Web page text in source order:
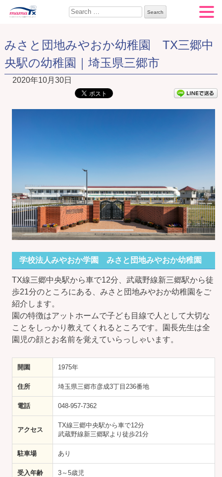
Search for:
みさと団地みやおか幼稚園 TX三郷中
央駅の幼稚園｜埼玉県三郷市
2020年10月30日
学校法人みやおか学園 みさと団地みやおか幼稚園
TX線三郷中央駅から車で12分、武蔵野線新三郷駅から徒
歩21分のところにある、みさと団地みやおか幼稚園をご
紹介します。
園の特徴はアットホームで子ども目線で人として大切な
ことをしっかり教えてくれるところです。園長先生は全
園児の顔とお名前を覚えていらっしゃいます。
開園 1975年
住所 埼玉県三郷市彦成3丁目236番地
電話 048-957-7362
アクセス
TX線三郷中央駅から車で12分
武蔵野線新三郷駅より徒歩21分
駐車場 あり
受入年齢 3～5歳児